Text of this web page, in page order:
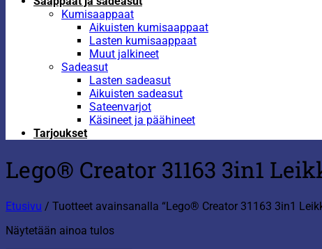
Kumisaappaat
Aikuisten kumisaappaat
Lasten kumisaappaat
Muut jalkineet
Sadeasut
Lasten sadeasut
Aikuisten sadeasut
Sateenvarjot
Käsineet ja päähineet
Tarjoukset
Lego® Creator 31163 3in1
Etusivu / Tuotteet avainsanalla “Lego® Creator 31163 3in1
Näytetään ainoa tulos